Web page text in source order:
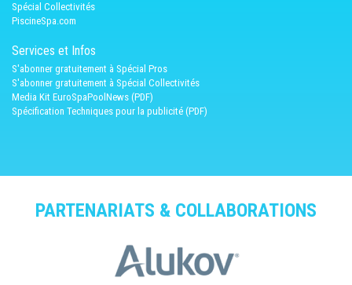
Spécial Collectivités
PiscineSpa.com
Services et Infos
S'abonner gratuitement à Spécial Pros
S'abonner gratuitement à Spécial Collectivités
Media Kit EuroSpaPoolNews (PDF)
Spécification Techniques pour la publicité (PDF)
PARTENARIATS & COLLABORATIONS